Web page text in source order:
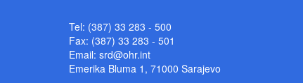
Tel: (387) 33 283 - 500
Fax: (387) 33 283 - 501
Email: srd@ohr.int
Emerika Bluma 1, 71000 Sarajevo